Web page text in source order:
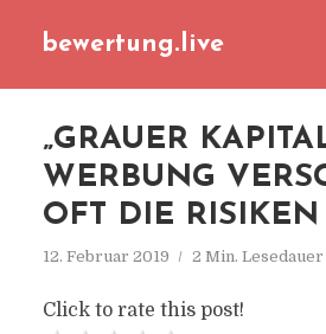
bewertung.live
„GRAUER
WERBUNG
OFT DIE RISIKEN
12. Februar 2019 2 Min. Lesedauer
Click to rate this post!